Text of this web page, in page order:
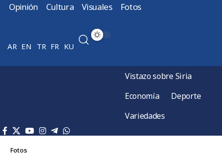
Opinión Cultura Visuales Fotos
AR EN TR FR KU
Vistazo sobre Siria
Economía
Deporte
Variedades
Fotos